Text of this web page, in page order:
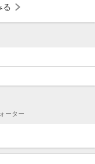
る
ーター